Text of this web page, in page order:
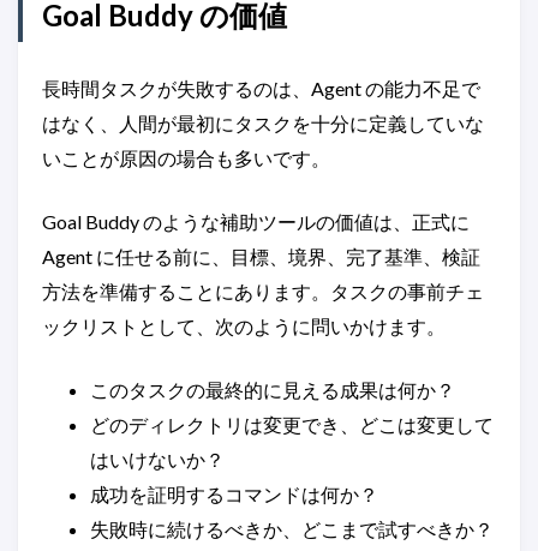
Goal Buddy の価値
長時間タスクが失敗するのは、Agent の能力不足で
はなく、人間が最初にタスクを十分に定義していな
いことが原因の場合も多いです。
Goal Buddy のような補助ツールの価値は、正式に
Agent に任せる前に、目標、境界、完了基準、検証
方法を準備することにあります。タスクの事前チェ
ックリストとして、次のように問いかけます。
このタスクの最終的に見える成果は何か？
どのディレクトリは変更でき、どこは変更して
はいけないか？
成功を証明するコマンドは何か？
失敗時に続けるべきか、どこまで試すべきか？